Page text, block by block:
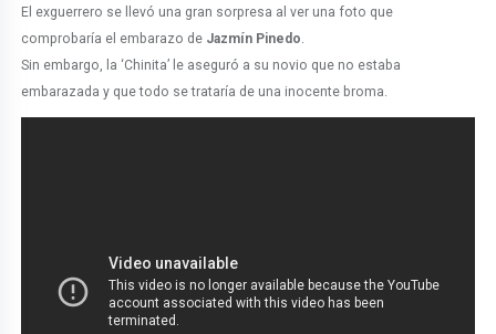
El exguerrero se llevó una gran sorpresa al ver una foto que
comprobaría el embarazo de Jazmín Pinedo
Sin embargo, la ‘Chinita’ le aseguró a su novio que no estaba
embarazada y que todo se trataría de una inocente broma.